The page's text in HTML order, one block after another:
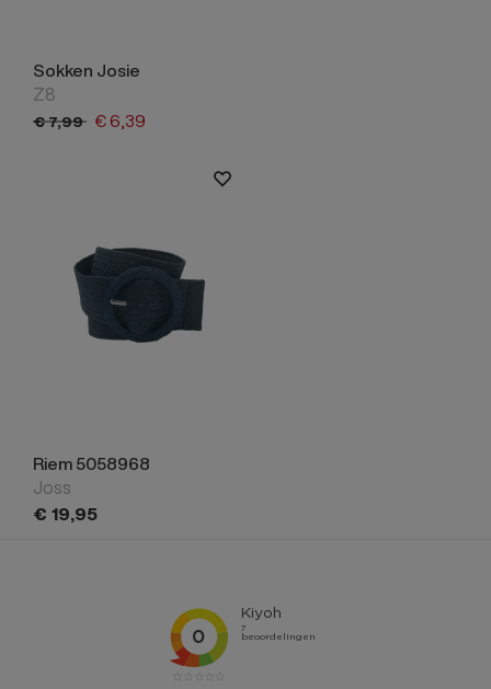
Sokken Josie
Z8
€7,99 €6,39
Riem 5058968
Joss
€ 19,95